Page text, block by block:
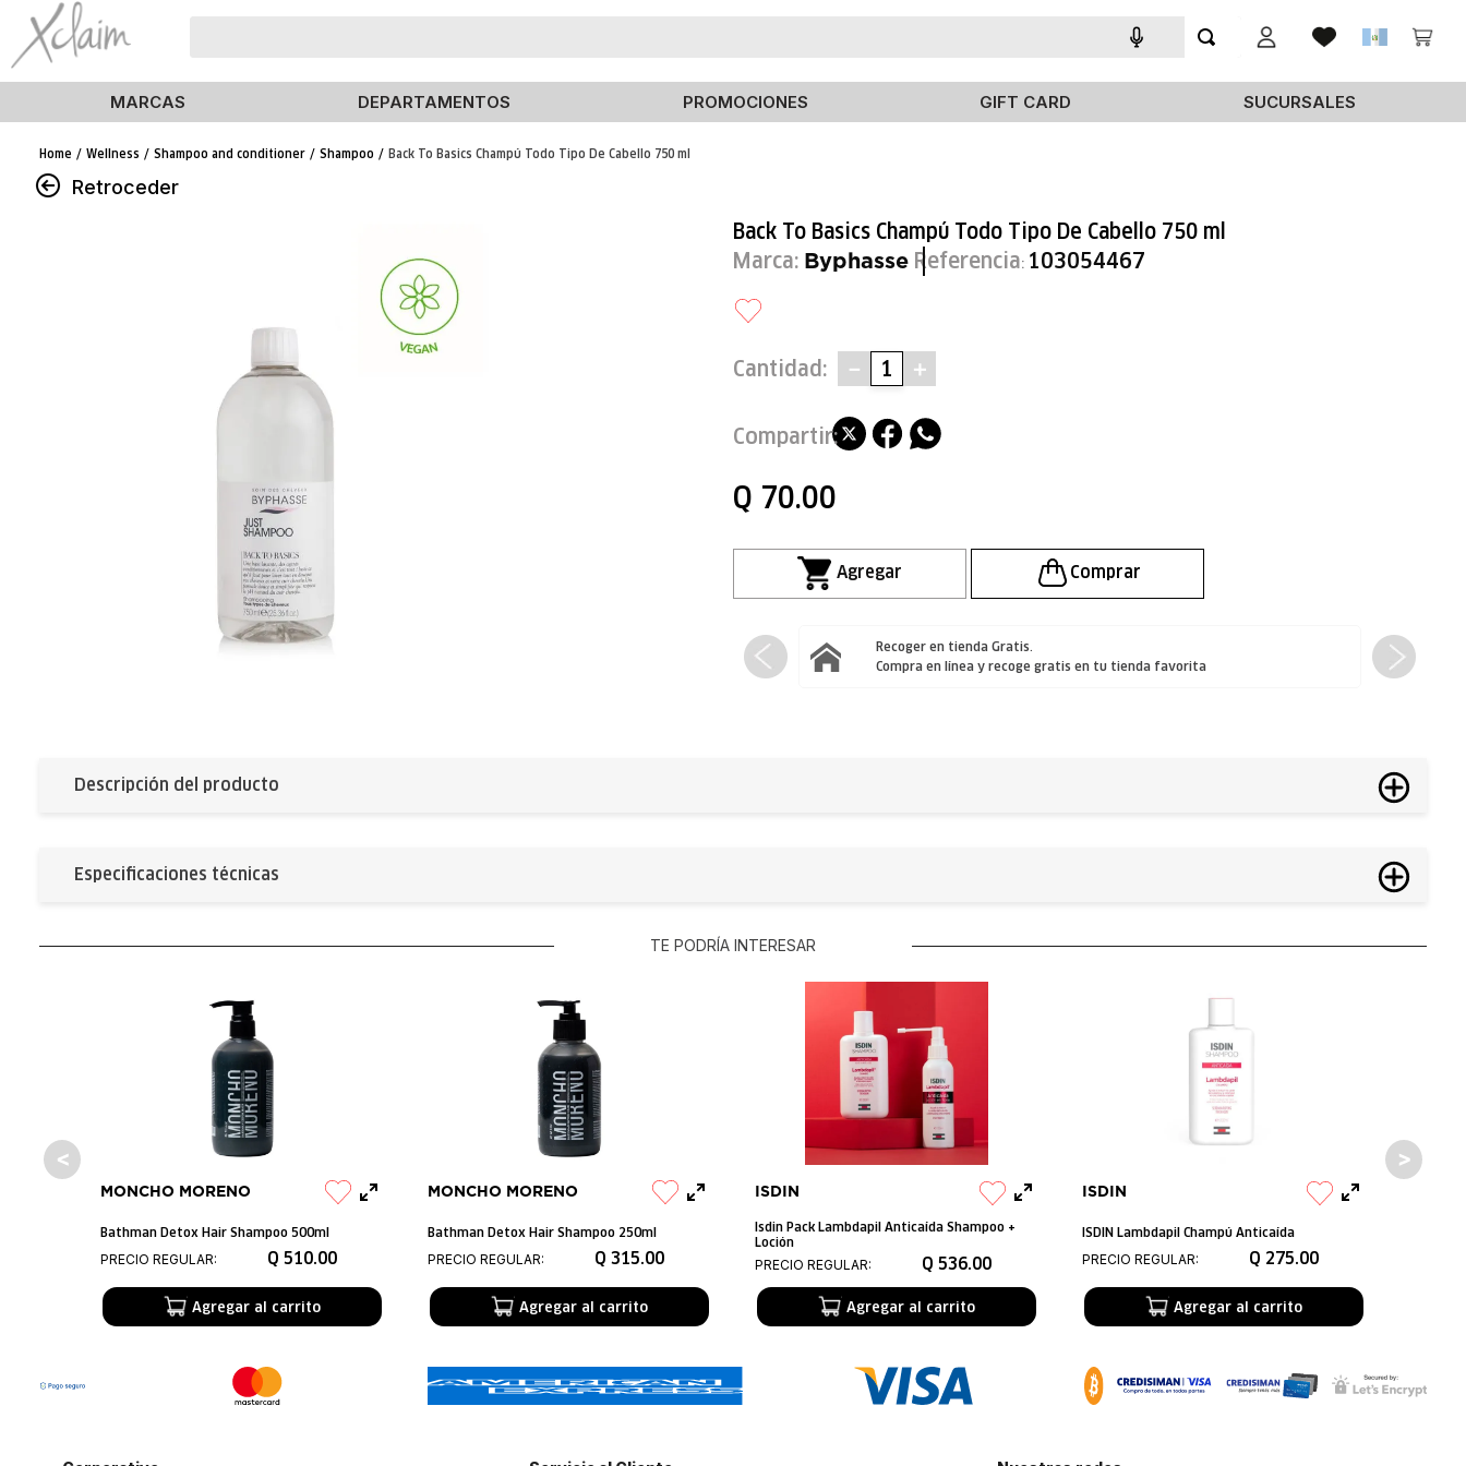
MARCAS DEPARTAMENTOS PROMOCIONES GIFT CARD SUCURSALES
Wellness Shampoo and conditioner Shampoo Back To Basics Champú Todo Tipo De Cabello 750 ml
Retroceder
Back To Basics Champú Todo Tipo De Cabello 750 ml
Marca: Byphasse Referencia: 103054467
Cantidad ＋
－
Q 70.00
Recoger en tienda Gratis.
Compra en línea y recoge gratis en tu tienda favorita
Descripción del producto
Especificaciones técnicas
TE PODRÍA INTERESAR
MONCHO MORENO
Bathman Detox Hair Shampoo 500ml
PRECIO REGULAR:
Q 510.00
Agregar al carrito
MONCHO MORENO
Bathman Detox Hair Shampoo 250ml
PRECIO REGULAR:
Q 315.00
Agregar al carrito
ISDIN
Isdin Pack Lambdapil Anticaída Shampoo +
Loción
PRECIO REGULAR:
Q 536.00
Agregar al carrito
ISDIN
ISDIN Lambdapil Champú Anticaída
PRECIO REGULAR:
Q 275.00
Agregar al carrito
TÉRMINOS MÁS BUSCADOS
1.
elizabeth arden
2.
estee lauder